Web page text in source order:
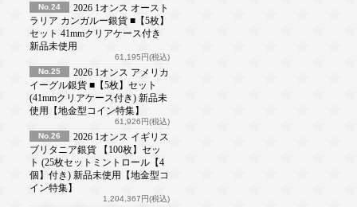
No.24
2026 1オンス オースト
ラリア カンガルー銀貨 ■【5枚】
セット 41mmクリアケース付き
新品未使用
61,195円(税込)
No.25
2026 1オンス アメリカ
イーグル銀貨 ■【5枚】セット
(41mmクリアケース付き) 新品未
使用【地金型コイン特集】
61,926円(税込)
No.26
2026 1オンス イギリス
ブリタニア銀貨 【100枚】セッ
ト (25枚セットミントロール【4
個】付き) 新品未使用【地金型コ
イン特集】
1,204,367円(税込)